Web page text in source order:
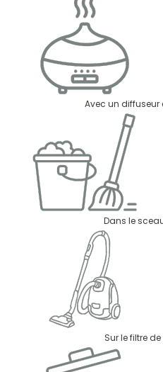
Avec un diffuseur
Dans le
Sur le filtre